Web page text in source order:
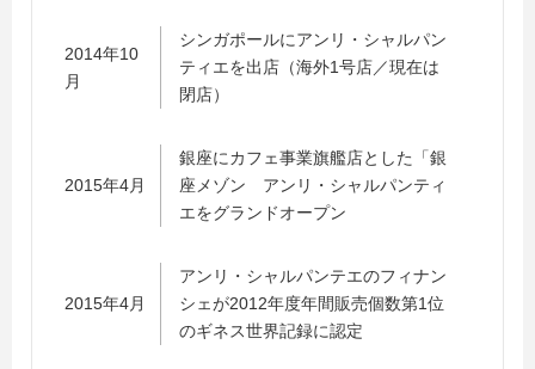
2014年10
月
シンガポールにアンリ・シャルパン
ティエを出店（海外1号店／現在は
閉店）
2015年4月
銀座にカフェ事業旗艦店とした「銀
座メゾン アンリ・シャルパンティ
エをグランドオープン
2015年4月
アンリ・シャルパンテエのフィナン
シェが2012年度年間販売個数第1位
のギネス世界記録に認定